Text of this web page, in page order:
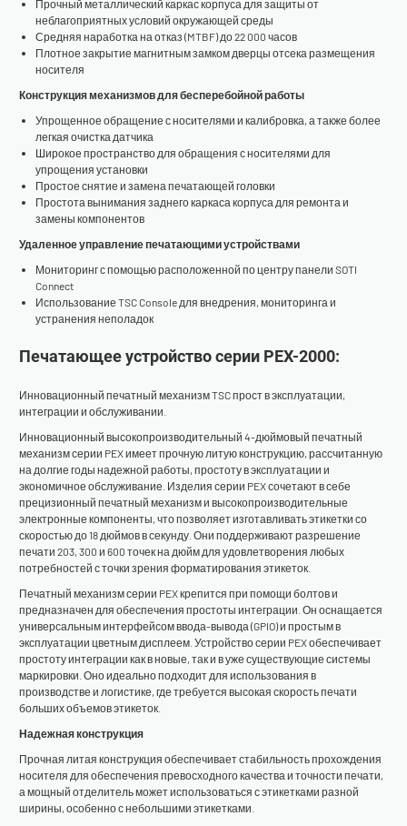
Прочный металлический каркас корпуса для защиты от
неблагоприятных условий окружающей среды
Средняя наработка на отказ (MTBF) до 22 000 часов
Плотное закрытие магнитным замком дверцы отсека размещения
носителя
Конструкция механизмов для бесперебойной работы
Упрощенное обращение с носителями и калибровка, а также более
легкая очистка датчика
Широкое пространство для обращения с носителями для
упрощения установки
Простое снятие и замена печатающей головки
Простота вынимания заднего каркаса корпуса для ремонта и
замены компонентов
Удаленное управление печатающими устройствами
Мониторинг с помощью расположенной по центру панели SOTI
Connect
Использование TSC Console для внедрения, мониторинга и
устранения неполадок
Печатающее устройство серии PEX-2000:
Инновационный печатный механизм TSC прост в эксплуатации,
интеграции и обслуживании.
Инновационный высокопроизводительный 4-дюймовый печатный
механизм серии PEX имеет прочную литую конструкцию, рассчитанную
на долгие годы надежной работы, простоту в эксплуатации и
экономичное обслуживание. Изделия серии PEX сочетают в себе
прецизионный печатный механизм и высокопроизводительные
электронные компоненты, что позволяет изготавливать этикетки со
скоростью до 18 дюймов в секунду. Они поддерживают разрешение
печати 203, 300 и 600 точек на дюйм для удовлетворения любых
потребностей с точки зрения форматирования этикеток.
Печатный механизм серии PEX крепится при помощи болтов и
предназначен для обеспечения простоты интеграции. Он оснащается
универсальным интерфейсом ввода-вывода (GPIO) и простым в
эксплуатации цветным дисплеем. Устройство серии PEX обеспечивает
простоту интеграции как в новые, так и в уже существующие системы
маркировки. Оно идеально подходит для использования в
производстве и логистике, где требуется высокая скорость печати
больших объемов этикеток.
Надежная конструкция
Прочная литая конструкция обеспечивает стабильность прохождения
носителя для обеспечения превосходного качества и точности печати,
а мощный отделитель может использоваться с этикетками разной
ширины, особенно с небольшими этикетками.